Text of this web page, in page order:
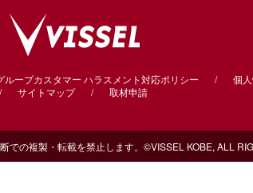
ループカスタマー ハラスメント対応ポリシー
個
サイトマップ
取材申請
での複製・転載を禁止します。©VISSEL KOBE, ALL